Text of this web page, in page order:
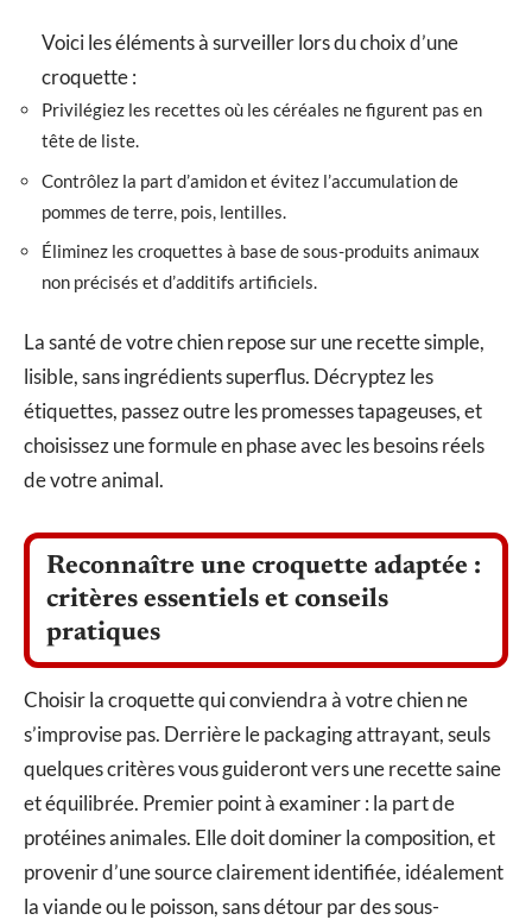
Voici les éléments à surveiller lors du choix d’une
croquette :
Privilégiez les recettes où les céréales ne figurent pas en
tête de liste.
Contrôlez la part d’amidon et évitez l’accumulation de
pommes de terre, pois, lentilles.
Éliminez les croquettes à base de sous-produits animaux
non précisés et d’additifs artificiels.
La santé de votre chien repose sur une recette simple,
lisible, sans ingrédients superflus. Décryptez les
étiquettes, passez outre les promesses tapageuses, et
choisissez une formule en phase avec les besoins réels
de votre animal.
Reconnaître une croquette adaptée :
critères essentiels et conseils
pratiques
Choisir la croquette qui conviendra à votre chien ne
s’improvise pas. Derrière le packaging attrayant, seuls
quelques critères vous guideront vers une recette saine
et équilibrée. Premier point à examiner : la part de
protéines animales. Elle doit dominer la composition, et
provenir d’une source clairement identifiée, idéalement
la viande ou le poisson, sans détour par des sous-